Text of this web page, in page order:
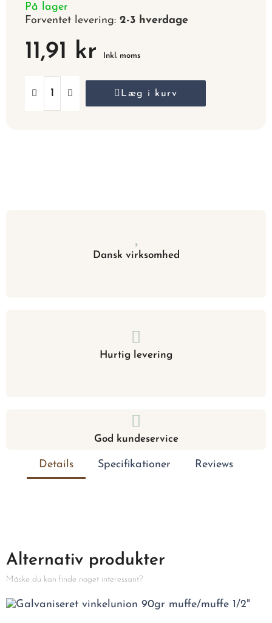
På lager
Forventet levering: 2-3 hverdage
11,91 kr Inkl. moms
Læg i kurv
Dansk virksomhed
Hurtig levering
God kundeservice
Details Specifikationer Reviews
Alternativ produkter
Måske du kan finde noget interessant?